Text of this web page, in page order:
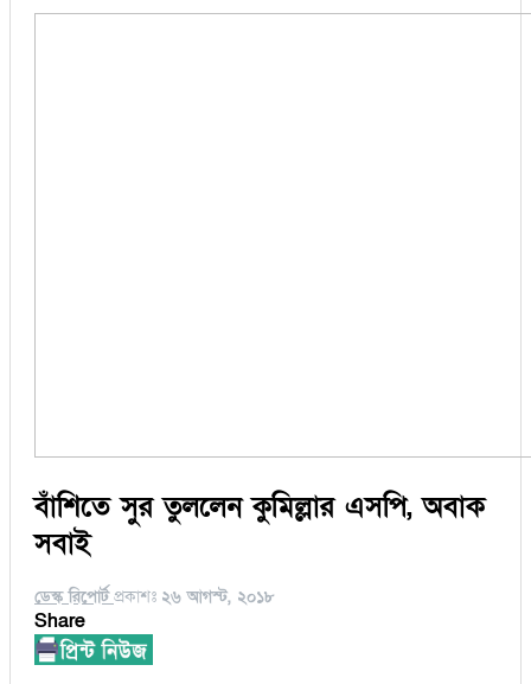
বাঁশিতে সুর তুললেন কুমিল্লার এসপি, অবাক
সবাই
ডেস্ক রিপোর্ট প্রকাশঃ ২৬ আগস্ট, ২০১৮
Share